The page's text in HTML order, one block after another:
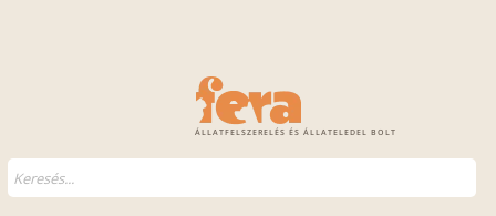
ÁLLATFELSZERELÉS ÉS ÁLLATELEDEL BOLT